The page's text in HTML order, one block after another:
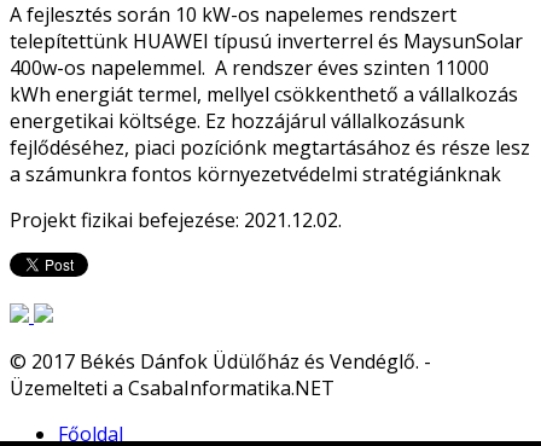
A fejlesztés során 10 kW-os napelemes rendszert
telepítettünk HUAWEI típusú inverterrel és MaysunSolar
400w-os napelemmel. A rendszer éves szinten 11000
kWh energiát termel, mellyel csökkenthető a vállalkozás
energetikai költsége. Ez hozzájárul vállalkozásunk
fejlődéséhez, piaci pozíciónk megtartásához és része lesz
a számunkra fontos környezetvédelmi stratégiánknak
Projekt fizikai befejezése: 2021.12.02.
© 2017 Békés Dánfok Üdülőház és Vendéglő. -
Üzemelteti a CsabaInformatika.NET
Főoldal